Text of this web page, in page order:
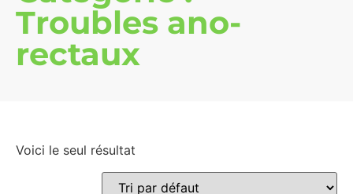
Troubles ano-
rectaux
Voici le seul résultat